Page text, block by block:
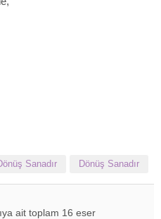
Sanadır Dönüş Sanadır
ait toplam 16 eser